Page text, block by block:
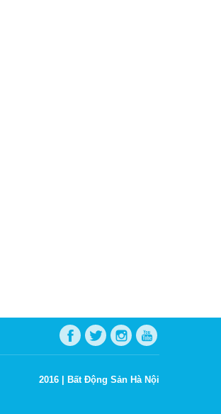
2016 | Bất Động Sản Hà Nội